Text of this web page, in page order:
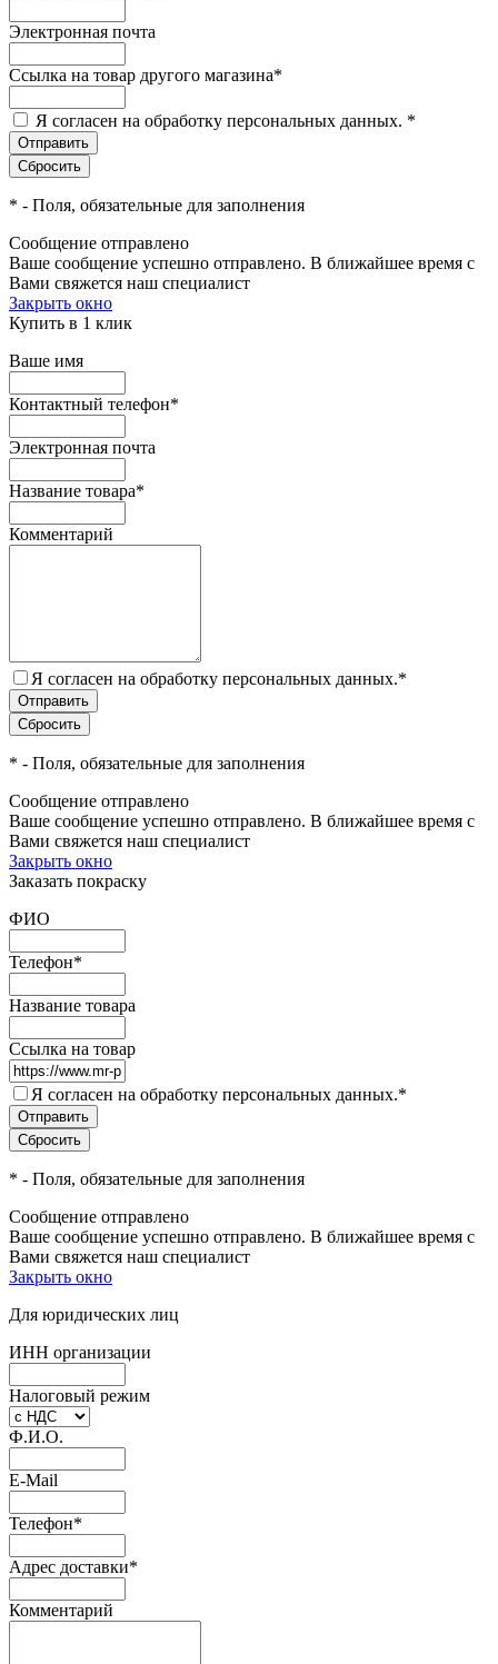
Электронная почта
Ссылка на товар другого магазина*
Я согласен на обработку персональных данных. *
* - Поля, обязательные для заполнения
Сообщение отправлено
Ваше сообщение успешно отправлено. В ближайшее время с
Вами свяжется наш специалист
Закрыть окно
Купить в 1 клик
Ваше имя
Контактный телефон*
Электронная почта
Название товара*
Комментарий
Я согласен на обработку персональных данных.*
* - Поля, обязательные для заполнения
Сообщение отправлено
Ваше сообщение успешно отправлено. В ближайшее время с
Вами свяжется наш специалист
Закрыть окно
Заказать покраску
ФИО
Телефон*
Название товара
Ссылка на товар
Я согласен на обработку персональных данных.*
* - Поля, обязательные для заполнения
Сообщение отправлено
Ваше сообщение успешно отправлено. В ближайшее время с
Вами свяжется наш специалист
Закрыть окно
Для юридических лиц
ИНН организации
Налоговый режим
Ф.И.О.
E-Mail
Телефон*
Адрес доставки*
Комментарий